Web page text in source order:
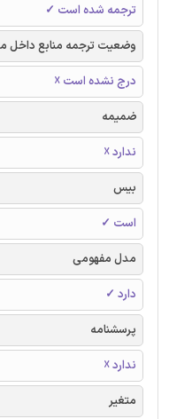
ترجمه شده است ✓
وضعیت ترجمه منابع داخل
درج نشده است ☓
ضمیمه
ندارد ☓
بیس
است ✓
مدل مفهومی
دارد ✓
پرسشنامه
ندارد ☓
متغیر